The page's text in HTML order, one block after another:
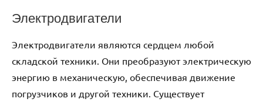
Электродвигатели
Электродвигатели являются сердцем любой
складской техники. Они преобразуют электрическую
энергию в механическую, обеспечивая движение
погрузчиков и другой техники. Существует